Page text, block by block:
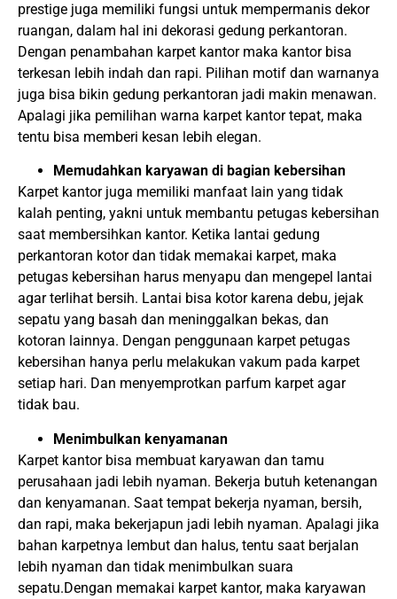
prestige juga memiliki fungsi untuk mempermanis dekor
ruangan, dalam hal ini dekorasi gedung perkantoran.
Dengan penambahan karpet kantor maka kantor bisa
terkesan lebih indah dan rapi. Pilihan motif dan warnanya
juga bisa bikin gedung perkantoran jadi makin menawan.
Apalagi jika pemilihan warna karpet kantor tepat, maka
tentu bisa memberi kesan lebih elegan.
Memudahkan karyawan di bagian kebersihan
Karpet kantor juga memiliki manfaat lain yang tidak
kalah penting, yakni untuk membantu petugas kebersihan
saat membersihkan kantor. Ketika lantai gedung
perkantoran kotor dan tidak memakai karpet, maka
petugas kebersihan harus menyapu dan mengepel lantai
agar terlihat bersih. Lantai bisa kotor karena debu, jejak
sepatu yang basah dan meninggalkan bekas, dan
kotoran lainnya. Dengan penggunaan karpet petugas
kebersihan hanya perlu melakukan vakum pada karpet
setiap hari. Dan menyemprotkan parfum karpet agar
tidak bau.
Menimbulkan kenyamanan
Karpet kantor bisa membuat karyawan dan tamu
perusahaan jadi lebih nyaman. Bekerja butuh ketenangan
dan kenyamanan. Saat tempat bekerja nyaman, bersih,
dan rapi, maka bekerjapun jadi lebih nyaman. Apalagi jika
bahan karpetnya lembut dan halus, tentu saat berjalan
lebih nyaman dan tidak menimbulkan suara
sepatu.Dengan memakai karpet kantor, maka karyawan